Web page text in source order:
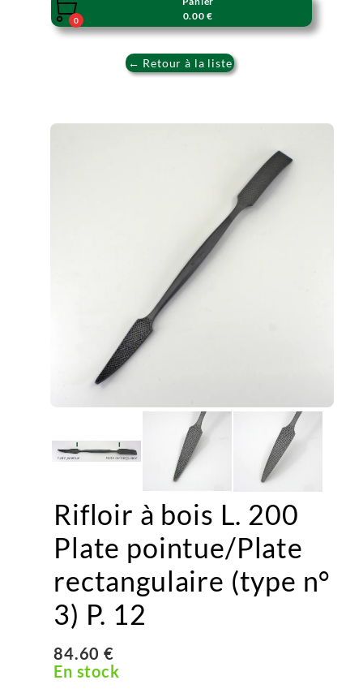

0
0.00 €
← Retour à la liste
Rifloir à bois L. 200
Plate pointue/Plate
rectangulaire (type n°
3) P. 12
84.60 €
En stock